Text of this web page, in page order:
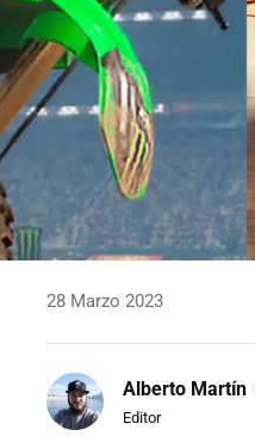
28 Marzo 2023
Alberto Martín
Editor